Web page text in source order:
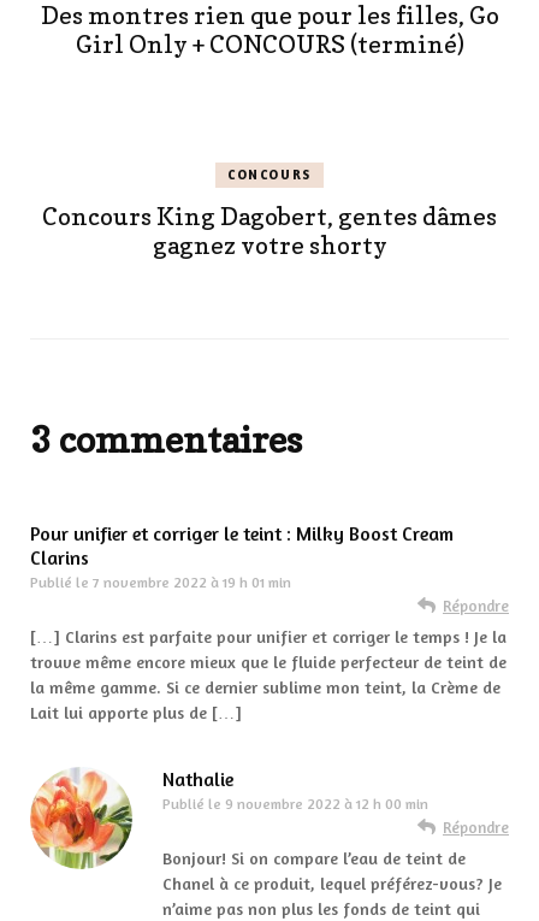
Des montres rien que pour les filles, Go
Girl Only + CONCOURS (terminé)
CONCOURS
Concours King Dagobert, gentes dâmes
gagnez votre shorty
3 commentaires
Pour unifier et corriger le teint : Milky Boost Cream
Clarins
Publié le 7 novembre 2022 à 19 h 01 min
Répondre
[…] Clarins est parfaite pour unifier et corriger le temps ! Je la
trouve même encore mieux que le fluide perfecteur de teint de
la même gamme. Si ce dernier sublime mon teint, la Crème de
Lait lui apporte plus de […]
Nathalie
Publié le 9 novembre 2022 à 12 h 00 min
Répondre
Bonjour! Si on compare l’eau de teint de
Chanel à ce produit, lequel préférez-vous? Je
n’aime pas non plus les fonds de teint qui